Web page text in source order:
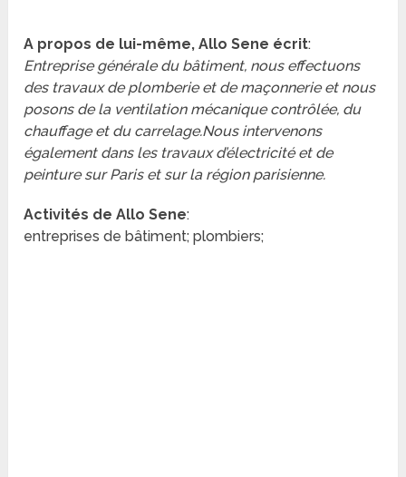
A propos de lui-même, Allo Sene écrit:
Entreprise générale du bâtiment, nous effectuons
des travaux de plomberie et de maçonnerie et nous
posons de la ventilation mécanique contrôlée, du
chauffage et du carrelage.Nous intervenons
également dans les travaux d’électricité et de
peinture sur Paris et sur la région parisienne.
Activités de Allo Sene:
entreprises de bâtiment; plombiers;